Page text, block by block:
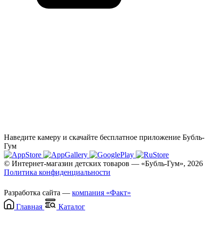
Наведите камеру и скачайте бесплатное приложение Бубль-
Гум
© Интернет-магазин детских товаров — «Бубль-Гум», 2026
Политика конфиденциальности
Разработка сайта — компания «Факт»
Главная
Каталог